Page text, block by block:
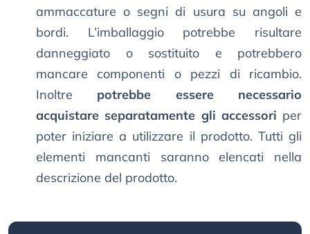
ammaccature o segni di usura su angoli e
bordi. L’imballaggio potrebbe risultare
danneggiato o sostituito e potrebbero
mancare componenti o pezzi di ricambio.
Inoltre potrebbe essere necessario
acquistare separatamente gli accessori per
poter iniziare a utilizzare il prodotto. Tutti gli
elementi mancanti saranno elencati nella
descrizione del prodotto.